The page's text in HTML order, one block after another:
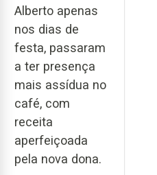
Alberto apenas
nos dias de
festa, passaram
a ter presença
mais assídua no
café, com
receita
aperfeiçoada
pela nova dona.